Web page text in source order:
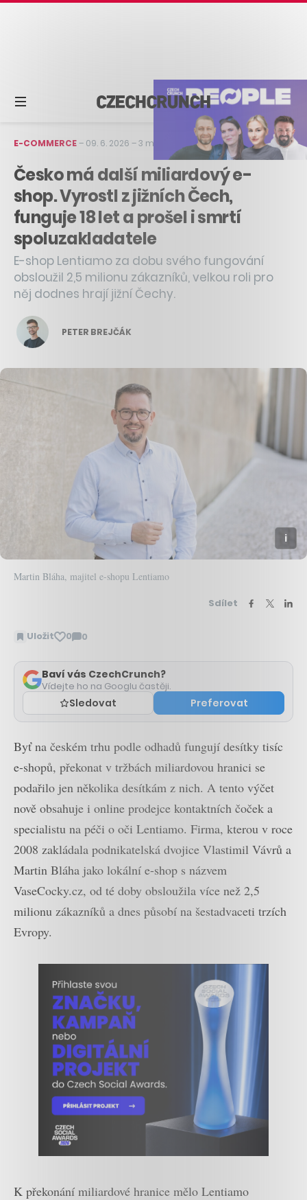
E-COMMERCE– 09. 6. 2026 –3 min čtení
Česko má další miliardový e-
shop. Vyrostl z jižních Čech,
funguje 18 let a prošel i smrtí
spoluzakladatele
E-shop Lentiamo za dobu svého fungování
obsloužil 2,5 milionu zákazníků, velkou roli pro
něj dodnes hrají jižní Čechy.
PETER BREJČÁK
Martin Bláha, majitel e-shopu Lentiamo
Sdílet
Uložit 0 0
Zobrazit
Baví vás CzechCrunch?
Vídejte ho na Googlu častěji.
Sledovat Preferovat
Byť na českém trhu podle odhadů fungují desítky tisíc
e-shopů, překonat v tržbách miliardovou hranici se
podařilo jen několika desítkám z nich. A tento výčet
nově obsahuje i online prodejce kontaktních čoček a
specialistu na péči o oči Lentiamo. Firma, kterou v roce
2008 zakládala podnikatelská dvojice Vlastimil Vávrů a
Martin Bláha jako lokální e-shop s názvem
VaseCocky.cz, od té doby obsloužila více než 2,5
milionu zákazníků a dnes působí na šestadvaceti trzích
Evropy.
K překonání miliardové hranice mělo Lentiamo